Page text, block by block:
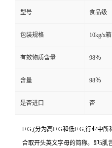
型号 食品级
包装规格 10kg/x箱
有效物质含量 98％
含量 98％
是否进口 否
l+G,(分为高I+G和低l+G,行业中
合取开头英文字母的简称。即5肌